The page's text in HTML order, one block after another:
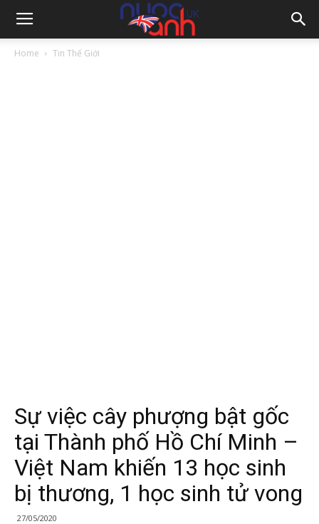
Home Tin Thế Giới
Sự việc cây phượng bật gốc
tại Thành phố Hồ Chí Minh –
Việt Nam khiến 13 học sinh
bị thương, 1 học sinh tử vong
27/05/2020